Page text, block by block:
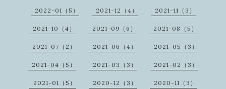
2022-01（5） 2021-12（4） 2021-11（3）
2021-10（4） 2021-09（6） 2021-08（5）
2021-07（2） 2021-06（4） 2021-05（3）
2021-04（5） 2021-03（3） 2021-02（3）
2021-01（5） 2020-12（3） 2020-11（3）